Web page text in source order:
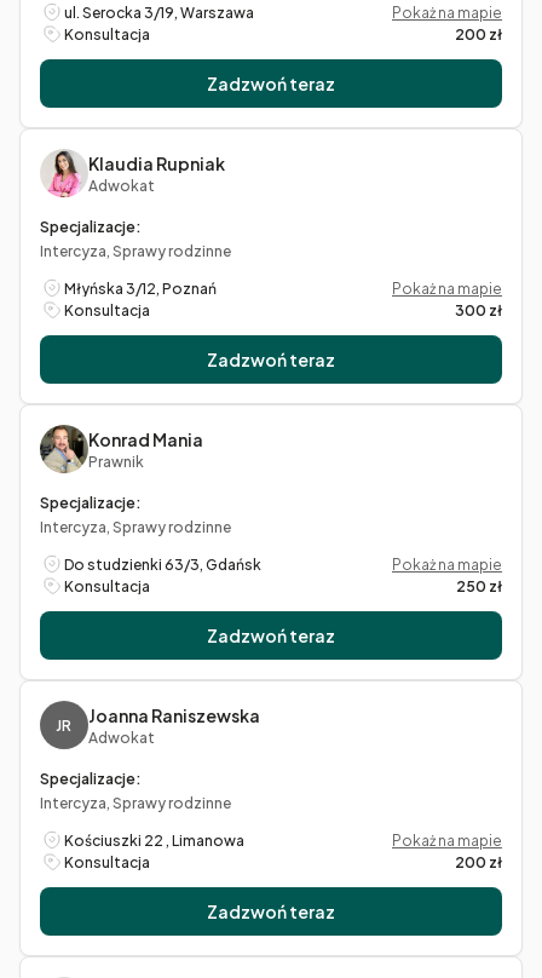
ul. Serocka 3/19, Warszawa
Pokaż na mapie
Konsultacja
200 zł
Zadzwoń teraz
Klaudia Rupniak
Adwokat
Specjalizacje:
Intercyza, Sprawy rodzinne
Młyńska 3/12, Poznań
Pokaż na mapie
Konsultacja
300 zł
Zadzwoń teraz
Konrad Mania
Prawnik
Specjalizacje:
Intercyza, Sprawy rodzinne
Do studzienki 63/3, Gdańsk
Pokaż na mapie
Konsultacja
250 zł
Zadzwoń teraz
JR Joanna Raniszewska
Adwokat
Specjalizacje:
Intercyza, Sprawy rodzinne
Kościuszki 22 , Limanowa
Pokaż na mapie
Konsultacja
200 zł
Zadzwoń teraz